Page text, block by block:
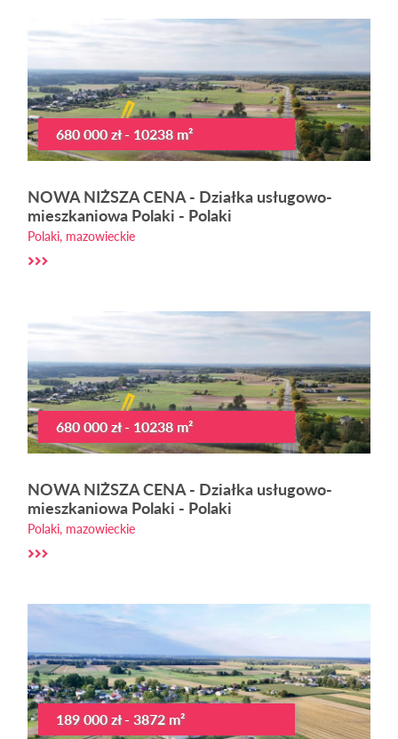
680 000 zł - 10238 m²
NOWA NIŻSZA CENA - Działka usługowo-
mieszkaniowa Polaki - Polaki
Polaki, mazowieckie
680 000 zł - 10238 m²
NOWA NIŻSZA CENA - Działka usługowo-
mieszkaniowa Polaki - Polaki
Polaki, mazowieckie
189 000 zł - 3872 m²